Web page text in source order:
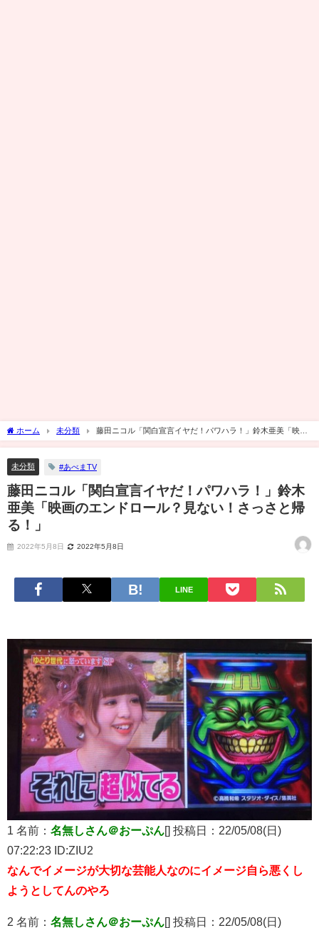
ホーム 未分類
藤田ニコル「関白宣言イヤだ！パワハラ！」鈴木亜美「映画
のエンドロール？見ない！さっさと帰る！」
未分類 #あべまTV
藤田ニコル「関白宣言イヤだ！パワハラ！」鈴木
亜美「映画のエンドロール？見ない！さっさと帰
る！」
2022年5月8日 2022年5月8日
LINE
1 名前： 名無しさん＠おーぷん[] 投稿日：22/05/08(日)
07:22:23 ID:ZIU2
なんでイメージが大切な芸能人なのにイメージ自ら悪くし
ようとしてんのやろ
2 名前： 名無しさん＠おーぷん[] 投稿日：22/05/08(日)